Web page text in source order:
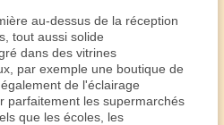
au-dessus de la réception
tout aussi solide
dans des vitrines
par exemple une boutique de
de l'éclairage
parfaitement les supermarchés
que les écoles, les